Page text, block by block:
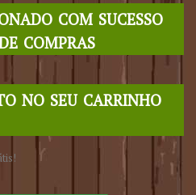
com sucesso
compras
no seu carrinho